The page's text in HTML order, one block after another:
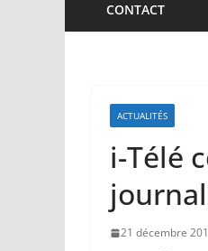
CONTACT
ACTUALITÉS
i-Télé
21 décembre